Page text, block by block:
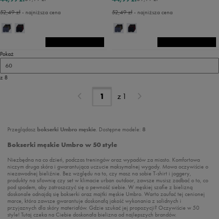
52,49 zł- najniższa cena 52,49 zł- najniższa cena
Pokaż
60
z 8
z 1
Przeglądasz bokserki Umbro męskie. Dostępne modele: 8
Bokserki męskie Umbro w 50 style
Niezbędna na co dzień, podczas treningów oraz wypadów za miasto. Komfortowa
niczym druga skóra i gwarantująca uczucie maksymalnej wygody. Mowa oczywiście o
niezawodnej bieliźnie. Bez względu na to, czy masz na sobie T-shirt i joggery,
produkty na siłownię czy set w klimacie urban outdoor, zawsze musisz zadbać o to, co
pod spodem, aby zatroszczyć się o pewność siebie. W męskiej szafie z bielizną
doskonale odnajdą się bokserki oraz majtki męskie Umbro. Warto zaufać tej cenionej
marce, która zawsze gwarantuje doskonałą jakość wykonania z solidnych i
przyjaznych dla skóry materiałów. Gdzie szukać jej propozycji? Oczywiście w 50
style! Tutaj czeka na Ciebie doskonała bielizna od najlepszych brandów.